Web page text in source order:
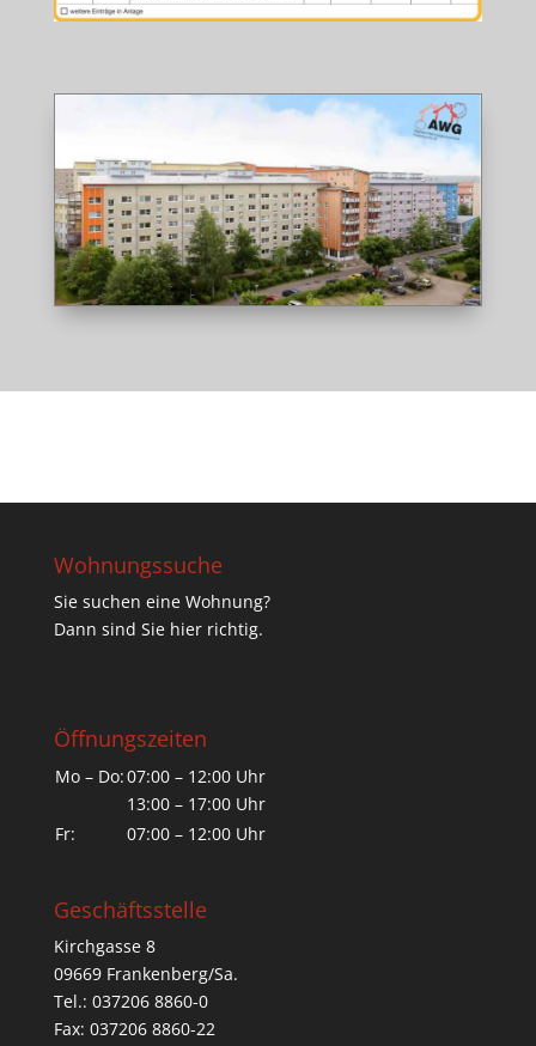
Wohnungssuche
Sie suchen eine Wohnung?
Dann sind Sie hier richtig.
Öffnungszeiten
Mo – Do:07:00 – 12:00 Uhr
13:00 – 17:00 Uhr
Fr:
07:00 – 12:00 Uhr
Geschäftsstelle
Kirchgasse 8
09669 Frankenberg/Sa.
Tel.: 037206 8860-0
Fax: 037206 8860-22